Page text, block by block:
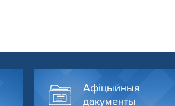
Афіцыйныя
дакументы